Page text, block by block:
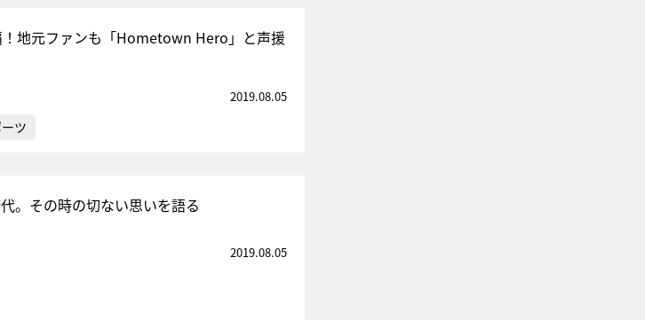
地元ファンも「Hometown Hero」と声援
2019.08.05
ツ
。その時の切ない思いを語る
2019.08.05